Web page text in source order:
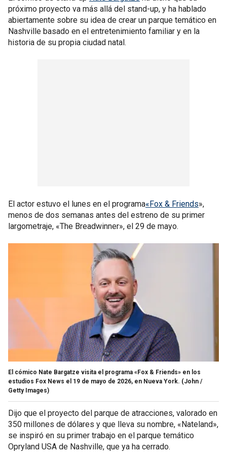
próximo proyecto va más allá del stand-up, y ha hablado
abiertamente sobre su idea de crear un parque temático en
Nashville basado en el entretenimiento familiar y en la
historia de su propia ciudad natal.
El actor estuvo el lunes en el programa«Fox & Friends»,
menos de dos semanas antes del estreno de su primer
largometraje, «The Breadwinner», el 29 de mayo.
El cómico Nate Bargatze visita el programa «Fox & Friends» en los
estudios Fox News el 19 de mayo de 2026, en Nueva York. (John /
Getty Images)
Dijo que el proyecto del parque de atracciones, valorado en
350 millones de dólares y que lleva su nombre, «Nateland»,
se inspiró en su primer trabajo en el parque temático
Opryland USA de Nashville, que ya ha cerrado.